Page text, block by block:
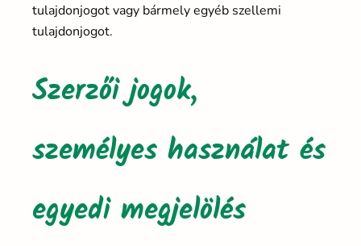
tulajdonjogot vagy bármely egyéb szellemi
tulajdonjogot.
Szerzői jogok,
személyes használat és
egyedi megjelölés